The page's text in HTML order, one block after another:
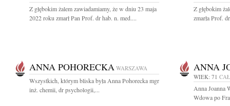
Z głębokim żalem zawiadamiamy, że w dniu 23 maja
2022 roku zmarł Pan Prof. dr hab. n. med....
Z głębokim
zmarła Prof.
ANNA POHORECKA WARSZAWA
Wszystkich, którym bliska była Anna Pohorecka mgr
inż. chemii, dr psychologii,...
ANNA
WIEK: 71
Anna Joanna
Wdowa po